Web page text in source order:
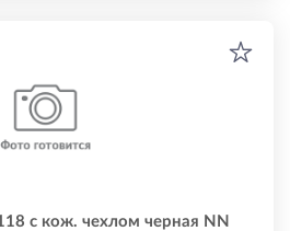
с кож. чехлом черная NN